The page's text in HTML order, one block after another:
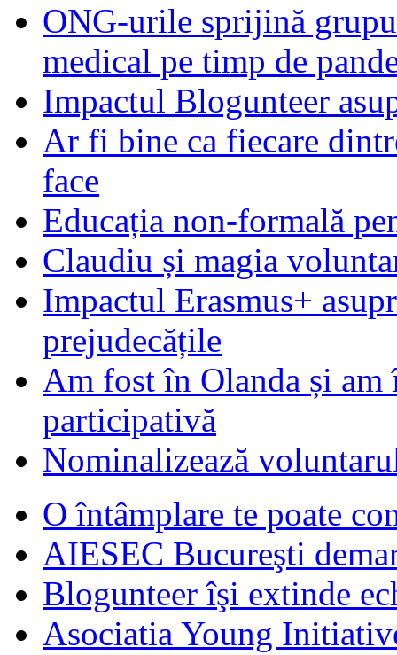
ONG-urile sprijină
medical pe timp de
Impactul Blogunteer
Ar fi bine ca fiecare
face
Educația non-formală
Claudiu și magia
Impactul Erasmus+
prejudecățile
Am fost în Olanda și am
participativă
Nominalizează
O întâmplare te poate
AIESEC Bucureşti
Blogunteer îşi extinde
Asociatia Young